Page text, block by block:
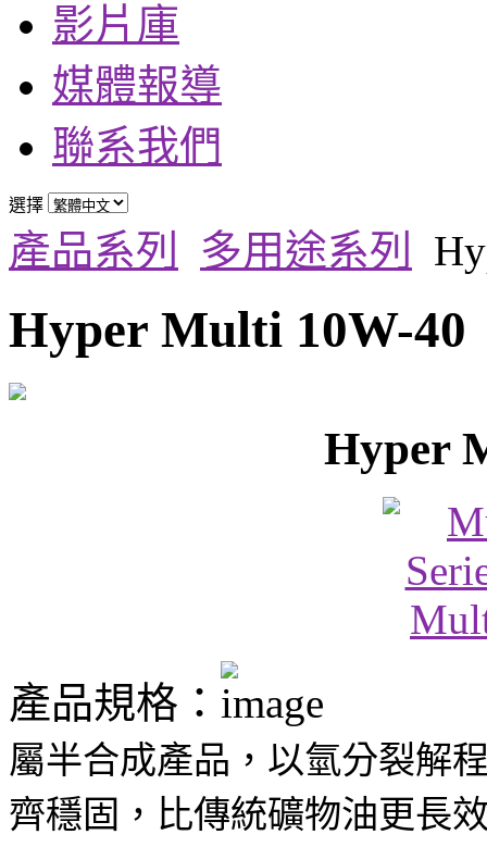
影片庫
媒體報導
聯系我們
選擇
產品系列 多用途系列
Hyper Multi 10W-40
Hyper
產品規格：
屬半合成產品，以氫分裂解
齊穩固，比傳統礦物油更長